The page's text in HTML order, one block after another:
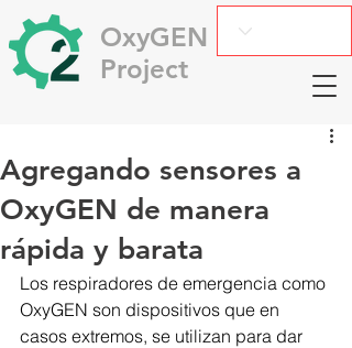
OxyGEN
Project
Agregando sensores a
OxyGEN de manera
rápida y barata
Los respiradores de emergencia como
OxyGEN son dispositivos que en
casos extremos, se utilizan para dar